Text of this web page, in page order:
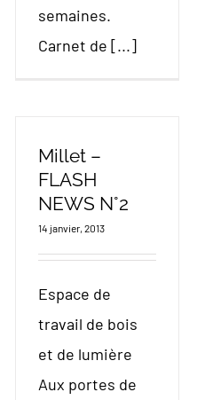
semaines.
Carnet de [...]
Millet –
FLASH
NEWS N°2
14 janvier, 2013
Espace de
travail de bois
et de lumière
Aux portes de